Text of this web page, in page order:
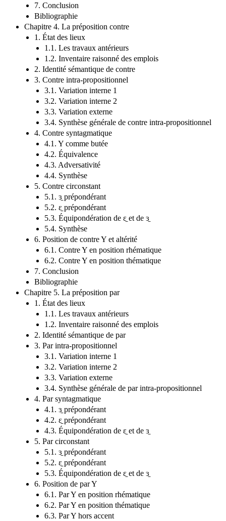
7. Conclusion
Bibliographie
Chapitre 4. La préposition contre
1. État des lieux
1.1. Les travaux antérieurs
1.2. Inventaire raisonné des emplois
2. Identité sémantique de contre
3. Contre intra-propositionnel
3.1. Variation interne 1
3.2. Variation interne 2
3.3. Variation externe
3.4. Synthèse générale de contre intra-propositionnel
4. Contre syntagmatique
4.1. Y comme butée
4.2. Équivalence
4.3. Adversativité
4.4. Synthèse
5. Contre circonstant
5.1. ɜ̱ prépondérant
5.2. ɛ̱ prépondérant
5.3. Équipondération de ɛ̱ et de ɜ̱
5.4. Synthèse
6. Position de contre Y et altérité
6.1. Contre Y en position rhématique
6.2. Contre Y en position thématique
7. Conclusion
Bibliographie
Chapitre 5. La préposition par
1. État des lieux
1.1. Les travaux antérieurs
1.2. Inventaire raisonné des emplois
2. Identité sémantique de par
3. Par intra-propositionnel
3.1. Variation interne 1
3.2. Variation interne 2
3.3. Variation externe
3.4. Synthèse générale de par intra-propositionnel
4. Par syntagmatique
4.1. ɜ̱ prépondérant
4.2. ɛ̱ prépondérant
4.3. Équipondération de ɛ̱ et de ɜ̱
5. Par circonstant
5.1. ɜ̱ prépondérant
5.2. ɛ̱ prépondérant
5.3. Équipondération de ɛ̱ et de ɜ̱
6. Position de par Y
6.1. Par Y en position rhématique
6.2. Par Y en position thématique
6.3. Par Y hors accent